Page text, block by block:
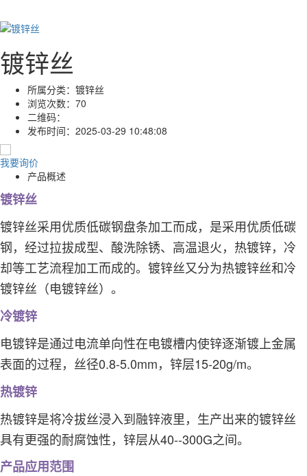
镀锌丝
所属分类： 镀锌丝
浏览次数： 70
二维码：
发布时间： 2025-03-29 10:48:08
我要询价
产品概述
镀锌丝
镀锌丝采用优质低碳钢盘条加工而成，是采用优质低碳
钢，经过拉拔成型、酸洗除锈、高温退火，热镀锌，冷
却等工艺流程加工而成的。镀锌丝又分为热镀锌丝和冷
镀锌丝（电镀锌丝）。
冷镀锌
电镀锌是通过电流单向性在电镀槽内使锌逐渐镀上金属
表面的过程，丝径0.8-5.0mm，锌层15-20g/m。
热镀锌
热镀锌是将冷拔丝浸入到融锌液里，生产出来的镀锌丝
具有更强的耐腐蚀性，锌层从40--300G之间。
产品应用范围